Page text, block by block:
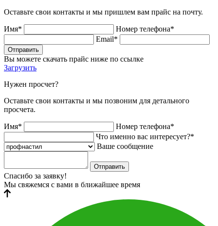
Оставьте свои контакты и мы пришлем вам прайс на почту.
Имя*
Номер телефона*
Email*
Отправить
Вы можете скачать прайс ниже по ссылке
Загрузить
Нужен просчет?
Оставьте свои контакты и мы позвоним для детального
просчета.
Имя*
Номер телефона*
Что именно вас интересует?*
Ваше сообщение
Отправить
Спасибо за заявку!
Мы свяжемся с вами в ближайшее время